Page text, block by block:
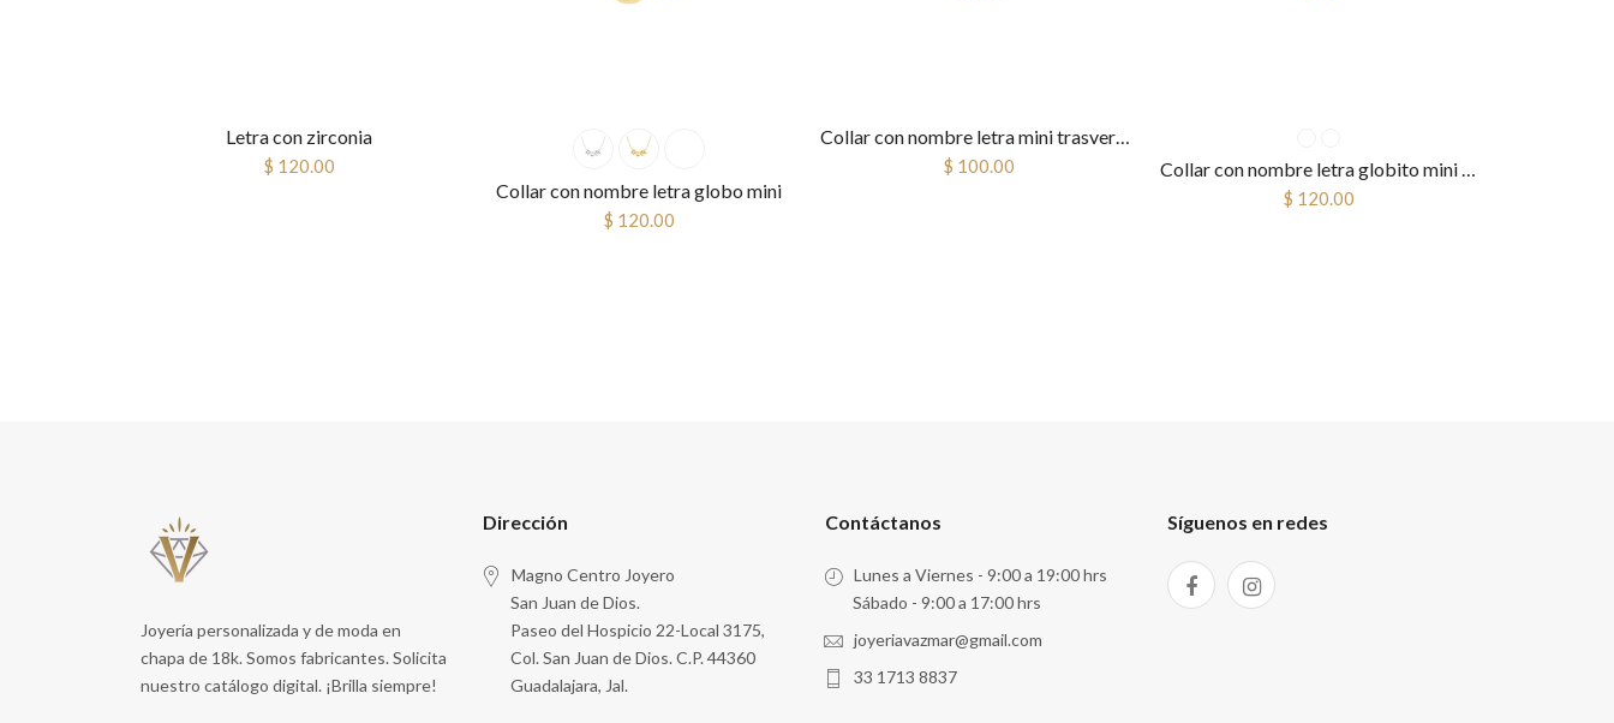
Letra con zirconia
$ 120.00
Collar con nombre letra globo mini
$ 120.00
Collar con nombre letra mini trasversal
$ 100.00 Collar con nombre letra globito mini con piedra
$ 120.00
Joyería personalizada y de moda en
chapa de 18k. Somos fabricantes. Solicita
nuestro catálogo digital. ¡Brilla siempre!
Dirección
Magno Centro Joyero
San Juan de Dios.
Paseo del Hospicio 22-Local 3175,
Col. San Juan de Dios. C.P. 44360
Guadalajara, Jal.
Contáctanos
Lunes a Viernes - 9:00 a 19:00 hrs
Sábado - 9:00 a 17:00 hrs
joyeriavazmar@gmail.com
33 1713 8837
Síguenos en redes